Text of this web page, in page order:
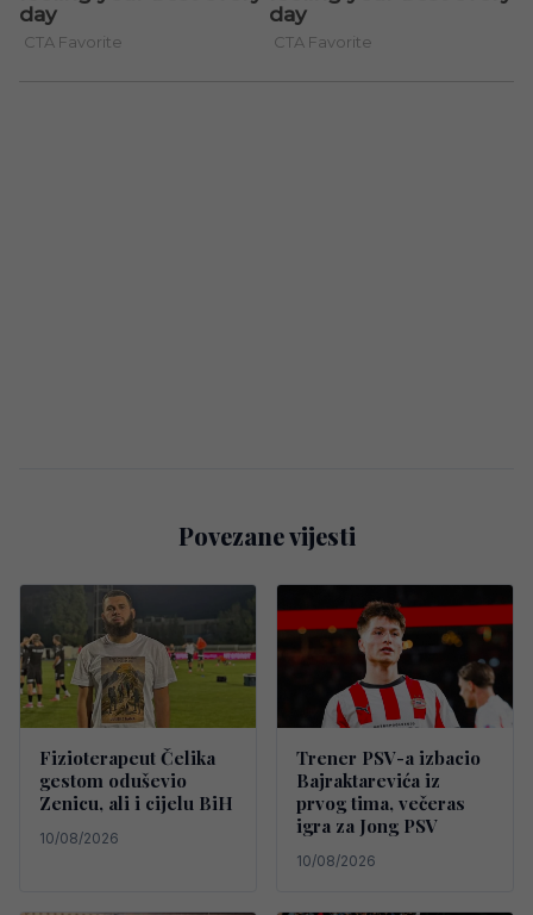
Povezane vijesti
Fizioterapeut Čelika
gestom oduševio
Zenicu, ali i cijelu BiH
10/08/2026
Trener PSV-a izbacio
Bajraktarevića iz
prvog tima, večeras
igra za Jong PSV
10/08/2026